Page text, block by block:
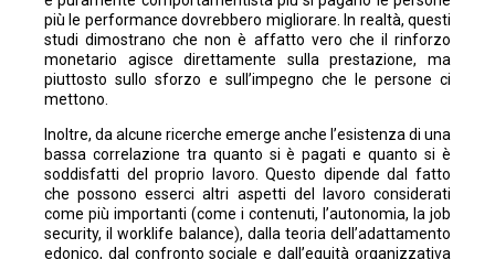
più le performance dovrebbero migliorare. In realtà, questi
studi dimostrano che non è affatto vero che il rinforzo
monetario agisce direttamente sulla prestazione, ma
piuttosto sullo sforzo e sull’impegno che le persone ci
mettono.
Inoltre, da alcune ricerche emerge anche l’esistenza di una
bassa correlazione tra quanto si è pagati e quanto si è
soddisfatti del proprio lavoro. Questo dipende dal fatto
che possono esserci altri aspetti del lavoro considerati
come più importanti (come i contenuti, l’autonomia, la job
security, il worklife balance), dalla teoria dell’adattamento
edonico, dal confronto sociale e dall’equità organizzativa